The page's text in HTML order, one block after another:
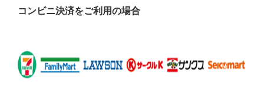
コンビニ決済をご利用の場合